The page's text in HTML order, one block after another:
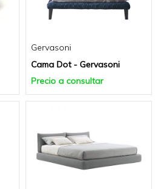
Gervasoni
Cama Dot - Gervasoni
Precio a consultar